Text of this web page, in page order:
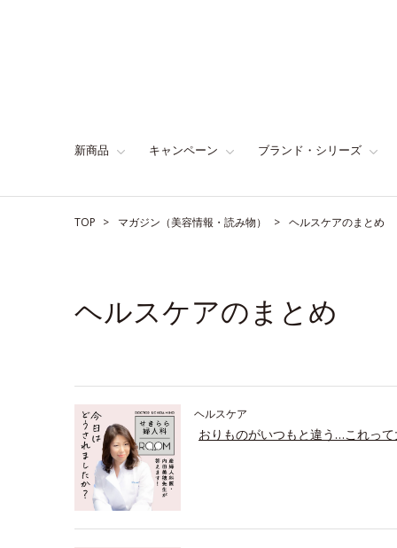
新商品 キャンペーン ブランド・シリーズ
TOP マガジン（美容情報・読み物） ヘルスケアのまとめ
ヘルスケアのまとめ
ヘルスケア
おりものがいつもと違う…これっ